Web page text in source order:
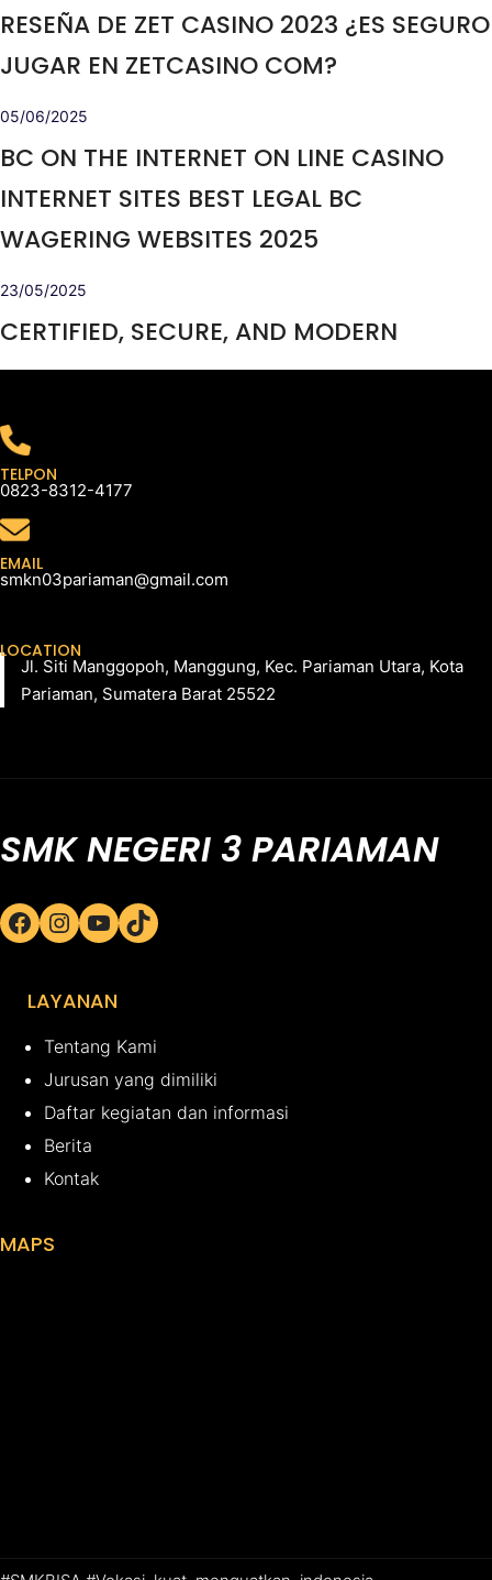
RESEÑA DE ZET CASINO 2023 ¿ES SEGURO
JUGAR EN ZETCASINO COM?
05/06/2025
BC ON THE INTERNET ON LINE CASINO
INTERNET SITES BEST LEGAL BC
WAGERING WEBSITES 2025
23/05/2025
CERTIFIED, SECURE, AND MODERN
TELPON
0823-8312-4177
EMAIL
smkn03pariaman@gmail.com
LOCATION
Jl. Siti Manggopoh, Manggung, Kec. Pariaman Utara, Kota
Pariaman, Sumatera Barat 25522
SMK NEGERI 3 PARIAMAN
Facebook Instagram YouTube TikTok
LAYANAN
Tentang Kami
Jurusan yang dimiliki
Daftar kegiatan dan informasi
Berita
Kontak
MAPS